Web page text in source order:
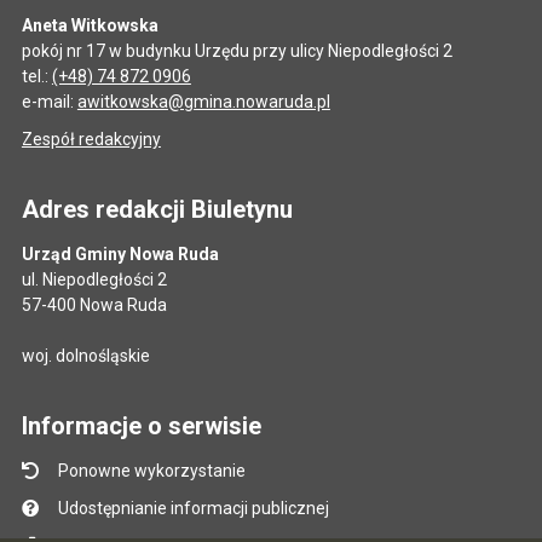
Aneta Witkowska
pokój nr 17 w budynku Urzędu przy ulicy Niepodległości 2
tel.: (+48) 74 872 0906
e-mail: awitkowska@gmina.nowaruda.pl
Zespół redakcyjny
Adres redakcji Biuletynu
Urząd Gminy Nowa Ruda
ul. Niepodległości 2
57-400 Nowa Ruda
woj. dolnośląskie
Informacje o serwisie
Ponowne wykorzystanie
Udostępnianie informacji publicznej